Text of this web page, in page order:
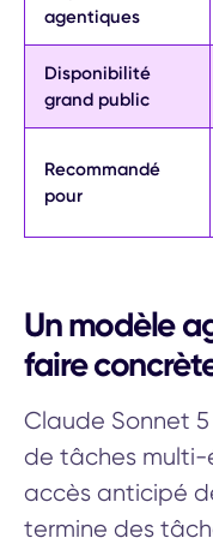
agentiques
Disponibilité
grand public
Recommandé
pour
Un modèle
faire
Claude Sonnet
de tâches multi-
accès anticipé
termine des